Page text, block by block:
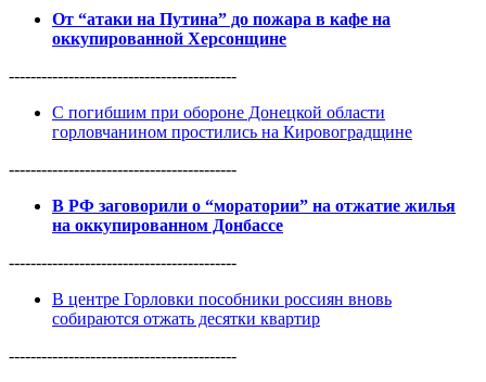
От “атаки на Путина” до пожара в кафе на
оккупированной Херсонщине
------------------------------------------
С погибшим при обороне Донецкой области
горловчанином простились на Кировоградщине
------------------------------------------
В РФ заговорили о “моратории” на отжатие жилья
на оккупированном Донбассе
------------------------------------------
В центре Горловки пособники россиян вновь
собираются отжать десятки квартир
------------------------------------------